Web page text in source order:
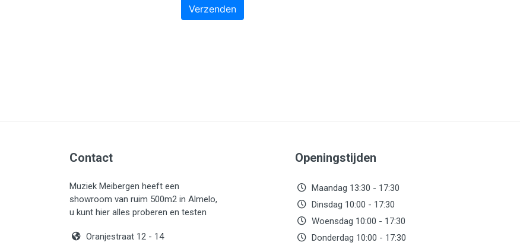
Contact
Muziek Meibergen heeft een
showroom van ruim 500m2 in Almelo,
u kunt hier alles proberen en testen
Oranjestraat 12 - 14
Openingstijden
Maandag 13:30 - 17:30
Dinsdag 10:00 - 17:30
Woensdag 10:00 - 17:30
Donderdag 10:00 - 17:30